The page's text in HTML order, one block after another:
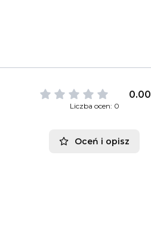
0.00
Liczba ocen: 0
Oceń i opisz